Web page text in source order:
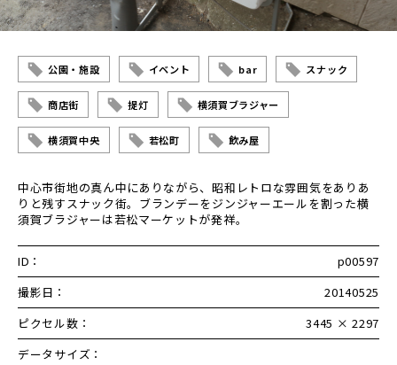
公園・施設 イベント bar スナック
商店街 提灯 横須賀ブラジャー
横須賀中央 若松町 飲み屋
中心市街地の真ん中にありながら、昭和レトロな雰囲気をありあ
りと残すスナック街。ブランデーをジンジャーエールを割った横
須賀ブラジャーは若松マーケットが発祥。
ID：
p00597
撮影日：
20140525
ピクセル数：
3445 × 2297
データサイズ：